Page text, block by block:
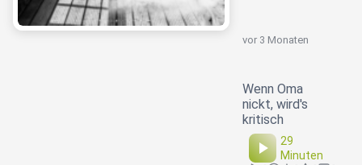
vor 3 Monaten
Wenn Oma
nickt, wird's
kritisch
29
Minuten